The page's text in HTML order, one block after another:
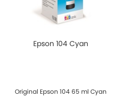
Epson 104 Cyan
Original Epson 104 65 ml Cyan